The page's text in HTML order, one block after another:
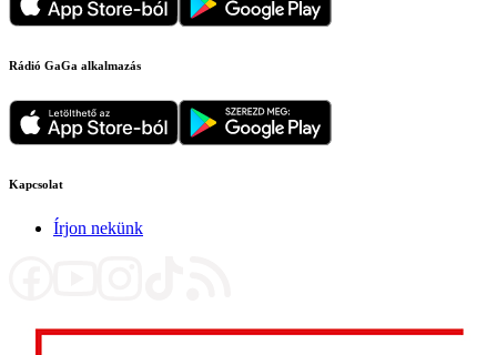
Rádió GaGa alkalmazás
Kapcsolat
Írjon nekünk